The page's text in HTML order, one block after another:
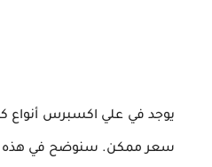
يوجد في علي اكسبرس أنواع
سعر ممكن. سنوضح في هذه